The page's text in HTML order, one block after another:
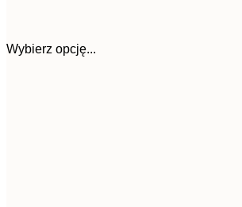
Wybierz opcję...